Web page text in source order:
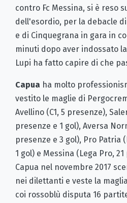
contro Fc Messina, si è reso
dell'esordio, per la debacle
e di Cinquegrana in gara in
minuti dopo aver indossato
Lupi ha fatto capire di che
Capua ha molto
vestito le maglie di
Avellino (C1, 5 presenze),
presenze e 1 gol), Aversa
presenze e 3 gol), Pro Patria
1 gol) e Messina (Lega Pro,
Capua nel novembre 2017
nei dilettanti e veste la
coi rossoblù disputa 16